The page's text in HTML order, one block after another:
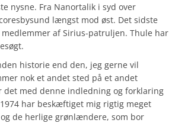
nysne. Fra Nanortalik i syd over
længst mod øst. Det sidste
af Sirius-patruljen. Thule har
historie end den, jeg gerne vil
nok et andet sted på et andet
med denne indledning og forklaring
har beskæftiget mig rigtig meget
de herlige grønlændere, som bor